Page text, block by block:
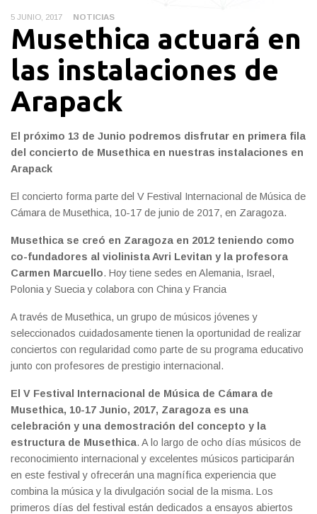
5 JUNIO, 2017 NOTICIAS
Musethica actuará en
las instalaciones de
Arapack
El próximo 13 de Junio podremos disfrutar en primera fila
del concierto de Musethica en nuestras instalaciones en
Arapack
El concierto forma parte del V Festival Internacional de Música de
Cámara de Musethica, 10-17 de junio de 2017, en Zaragoza.
Musethica se creó en Zaragoza en 2012 teniendo como
co-fundadores al violinista Avri Levitan y la profesora
Carmen Marcuello. Hoy tiene sedes en Alemania, Israel,
Polonia y Suecia y colabora con China y Francia
A través de Musethica, un grupo de músicos jóvenes y
seleccionados cuidadosamente tienen la oportunidad de realizar
conciertos con regularidad como parte de su programa educativo
junto con profesores de prestigio internacional.
El V Festival Internacional de Música de Cámara de
Musethica, 10-17 Junio, 2017, Zaragoza es una
celebración y una demostración del concepto y la
estructura de Musethica. A lo largo de ocho días músicos de
reconocimiento internacional y excelentes músicos participarán
en este festival y ofrecerán una magnífica experiencia que
combina la música y la divulgación social de la misma. Los
primeros días del festival están dedicados a ensayos abiertos